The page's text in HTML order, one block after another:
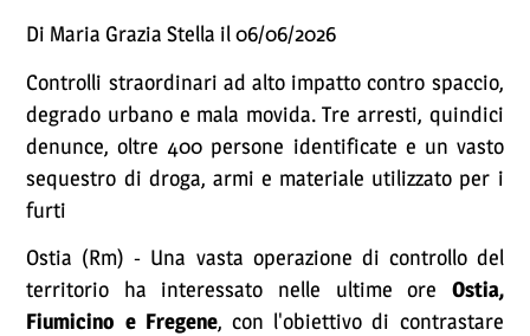
Di Maria Grazia Stella il 06/06/2026
Controlli straordinari ad alto impatto contro spaccio,
degrado urbano e mala movida. Tre arresti, quindici
denunce, oltre 400 persone identificate e un vasto
sequestro di droga, armi e materiale utilizzato per i
furti
Ostia (Rm) - Una vasta operazione di controllo del
territorio ha interessato nelle ultime ore Ostia,
Fiumicino e Fregene, con l'obiettivo di contrastare